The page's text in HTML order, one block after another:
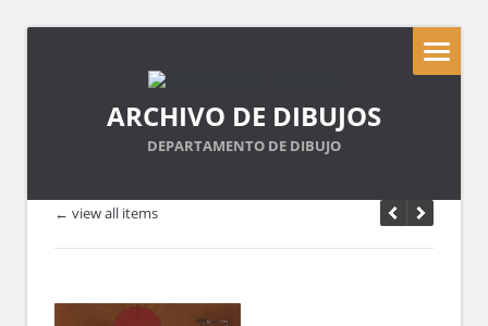
ARCHIVO DE DIBUJOS
DEPARTAMENTO DE DIBUJO
← view all items